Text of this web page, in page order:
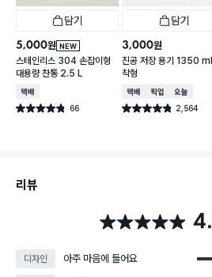
담기
NEW
5,000원
스테인리스 304 손잡이형
대용량 찬통 2.5 L
택배배송
별점 4.8점 66
건 작성
담기
3,000원
진공 저장 용기 1350
착형
택배배송매장픽업오늘배송
별점 4.8점 2,564
건 작성
리뷰
별점 4.9점
디자인 아주 마음에 들어요